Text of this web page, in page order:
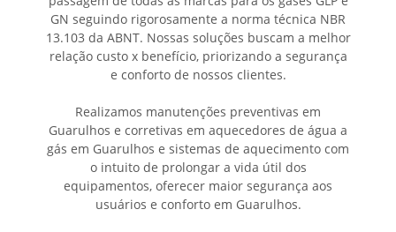
GN seguindo rigorosamente a norma técnica NBR
13.103 da ABNT. Nossas soluções buscam a melhor
relação custo x benefício, priorizando a segurança
e conforto de nossos clientes.
Realizamos manutenções preventivas em
Guarulhos e corretivas em aquecedores de água a
gás em Guarulhos e sistemas de aquecimento com
o intuito de prolongar a vida útil dos
equipamentos, oferecer maior segurança aos
usuários e conforto em Guarulhos.